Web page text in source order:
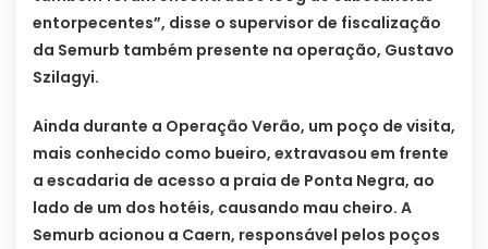
entorpecentes”, disse o supervisor de fiscalização
da Semurb também presente na operação, Gustavo
Szilagyi.
Ainda durante a Operação Verão, um poço de visita,
mais conhecido como bueiro, extravasou em frente
a escadaria de acesso a praia de Ponta Negra, ao
lado de um dos hotéis, causando mau cheiro. A
Semurb acionou a Caern, responsável pelos poços